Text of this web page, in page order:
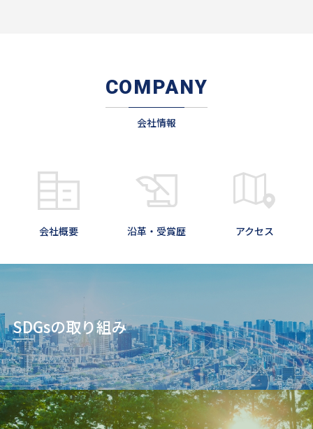
COMPANY
会社情報
会社概要 沿革・受賞歴 アクセス
SDGsの取り組み